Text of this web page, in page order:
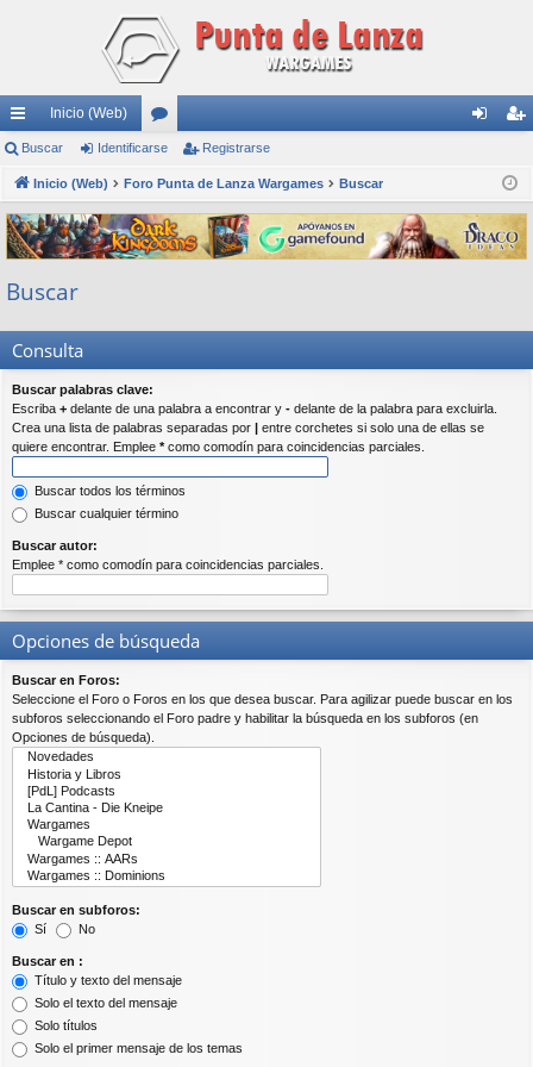
nl
ac
es
rá
pi
do
Inicio (Web)
or
os
fic
ar
ist
ra
rs
Buscar Identificarse Registrarse
Inicio (Web) Foro Punta de Lanza Wargames Buscar
Buscar
Consulta
Buscar palabras clave:
Escriba + delante de una palabra a encontrar y - delante de la palabra para excluirla.
Crea una lista de palabras separadas por
entre corchetes si solo una de ellas se
quiere encontrar. Emplee *como comodín para coincidencias parciales.
Buscar todos los términos
Buscar cualquier término
Buscar autor:
Emplee * como comodín para coincidencias parciales.
Opciones de búsqueda
Buscar en Foros:
Seleccione el Foro o Foros en los que desea buscar. Para agilizar puede buscar en los
subforos seleccionando el Foro padre y habilitar la búsqueda en los subforos (en
Opciones de búsqueda).
Buscar en subforos:
Sí
No
Buscar en :
Título y texto del mensaje
Solo el texto del mensaje
Solo títulos
Solo el primer mensaje de los temas